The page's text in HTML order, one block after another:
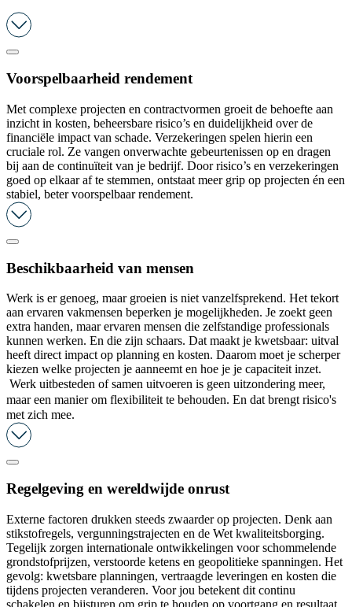
Voorspelbaarheid rendement
Met complexe projecten en contractvormen groeit de behoefte aan
inzicht in kosten, beheersbare risico’s en duidelijkheid over de
financiële impact van schade. Verzekeringen spelen hierin een
cruciale rol. Ze vangen onverwachte gebeurtenissen op en dragen
bij aan de continuïteit van je bedrijf. Door risico’s en verzekeringen
goed op elkaar af te stemmen, ontstaat meer grip op projecten én een
stabiel, beter voorspelbaar rendement.
Beschikbaarheid van mensen
Werk is er genoeg, maar groeien is niet vanzelfsprekend. Het tekort
aan ervaren vakmensen beperken je mogelijkheden. Je zoekt geen
extra handen, maar ervaren mensen die zelfstandige professionals
kunnen werken. En die zijn schaars. Dat maakt je kwetsbaar: uitval
heeft direct impact op planning en kosten. Daarom moet je scherper
kiezen welke projecten je aanneemt en hoe je je capaciteit inzet.
Werk uitbesteden of samen uitvoeren is geen uitzondering meer,
maar een manier om flexibiliteit te behouden. En dat brengt risico's
met zich mee.
Regelgeving en wereldwijde onrust
Externe factoren drukken steeds zwaarder op projecten. Denk aan
stikstofregels, vergunningstrajecten en de Wet kwaliteitsborging.
Tegelijk zorgen internationale ontwikkelingen voor schommelende
grondstofprijzen, verstoorde ketens en geopolitieke spanningen. Het
gevolg: kwetsbare planningen, vertraagde leveringen en kosten die
tijdens projecten veranderen. Voor jou betekent dit continu
schakelen en bijsturen om grip te houden op voortgang en resultaat.